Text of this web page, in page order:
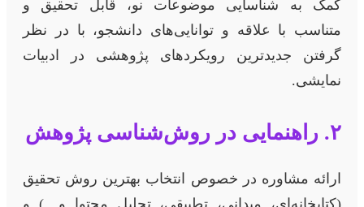
کمک به شناسایی موضوعات نو، قابل تحقیق و
متناسب با علاقه و توانایی‌های دانشجو، با در نظر
گرفتن جدیدترین رویکردهای پژوهشی در ادبیات
نمایشی.
۲. راهنمایی در روش‌شناسی پژوهش
ارائه مشاوره در خصوص انتخاب بهترین روش تحقیق
(کتابخانه‌ای، میدانی، تطبیقی، تحلیل محتوا و…) و